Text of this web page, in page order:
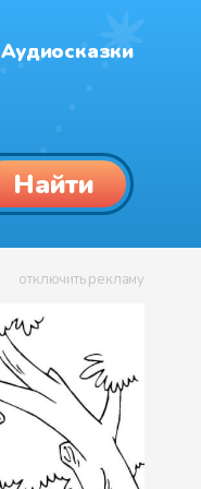
Аудиосказки
Найти
отключить рекламу